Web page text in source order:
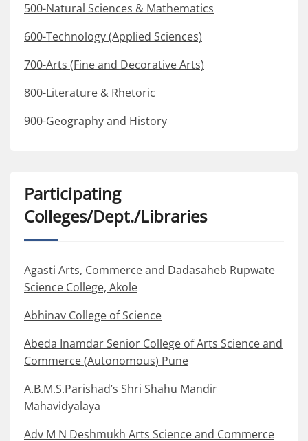
500-Natural Sciences & Mathematics
600-Technology (Applied Sciences)
700-Arts (Fine and Decorative Arts)
800-Literature & Rhetoric
900-Geography and History
Participating
Colleges/Dept./Libraries
Agasti Arts, Commerce and Dadasaheb Rupwate
Science College, Akole
Abhinav College of Science
Abeda Inamdar Senior College of Arts Science and
Commerce (Autonomous) Pune
A.B.M.S.Parishad’s Shri Shahu Mandir
Mahavidyalaya
Adv M N Deshmukh Arts Science and Commerce